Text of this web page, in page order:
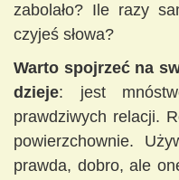
zabolało? Ile razy
czyjeś słowa?
Warto spojrzeć na
dzieje: jest
prawdziwych relacji.
powierzchownie.
prawda, dobro, ale